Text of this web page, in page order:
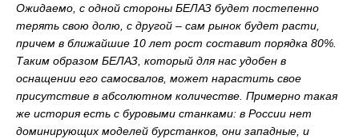
Ожидаемо , с одной стороны БЕЛАЗ будет постепенно
терять свою долю, с другой – сам рынок будет расти,
причем в ближайшие 10 лет рост составит порядка 80%.
Таким образом БЕЛАЗ, который для нас удобен в
оснащении его самосвалов , может нарастить свое
присутствие в абсолютном количестве. Примерно такая
же история есть с буровыми станками: в России нет
доминирующих моделей бурстанков, они западные, и